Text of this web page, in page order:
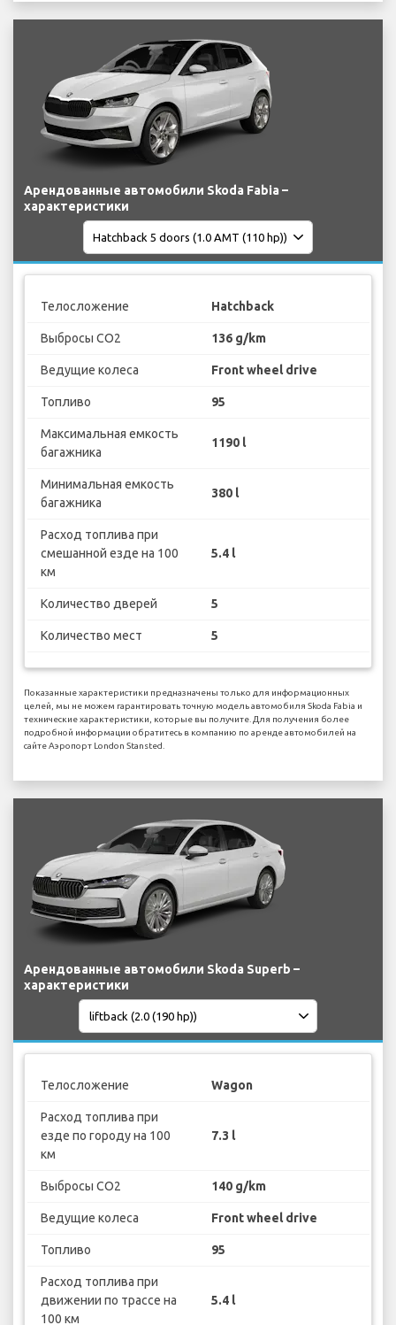
Арендованные автомобили Skoda Fabia –
характеристики
Телосложение Hatchback
Выбросы CO2 136 g/km
Ведущие колеса Front wheel drive
Топливо 95
Максимальная емкость
багажника
1190 l
Минимальная емкость
багажника
380 l
Расход топлива при
смешанной езде на 100
км
5.4 l
Количество дверей 5
Количество мест 5
Показанные характеристики предназначены только для информационных
целей, мы не можем гарантировать точную модель автомобиля Skoda Fabia и
технические характеристики, которые вы получите. Для получения более
подробной информации обратитесь в компанию по аренде автомобилей на
сайте Аэропорт London Stansted.
Арендованные автомобили Skoda Superb –
характеристики
Телосложение Wagon
Расход топлива при
езде по городу на 100
км
7.3 l
Выбросы CO2 140 g/km
Ведущие колеса Front wheel drive
Топливо 95
Расход топлива при
движении по трассе на
100 км
5.4 l